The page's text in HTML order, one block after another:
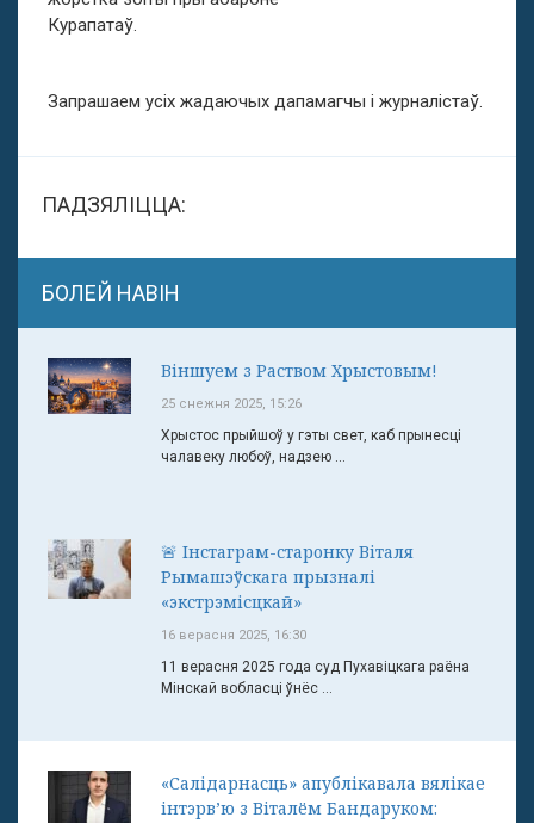
Курапатаў.
Запрашаем усіх жадаючых дапамагчы і журналістаў.
ПАДЗЯЛІЦЦА:
БОЛЕЙ НАВІН
Віншуем з Раством Хрыстовым!
25 снежня 2025, 15:26
Хрыстос прыйшоў у гэты свет, каб прынесці
чалавеку любоў, надзею ...
🚨 Інстаграм-старонку Віталя
Рымашэўскага прызналі
«экстрэмісцкай»
16 верасня 2025, 16:30
11 верасня 2025 года суд Пухавіцкага раёна
Мінскай вобласці ўнёс ...
«Салідарнасць» апублікавала вялікае
інтэрв’ю з Віталём Бандаруком: